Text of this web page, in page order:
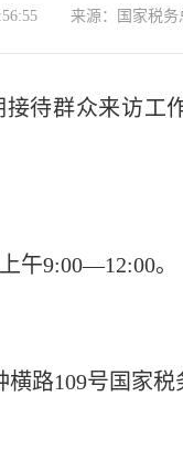
来源： 国家税
待群众来访工
午9:00—12:00。
横路109号国家